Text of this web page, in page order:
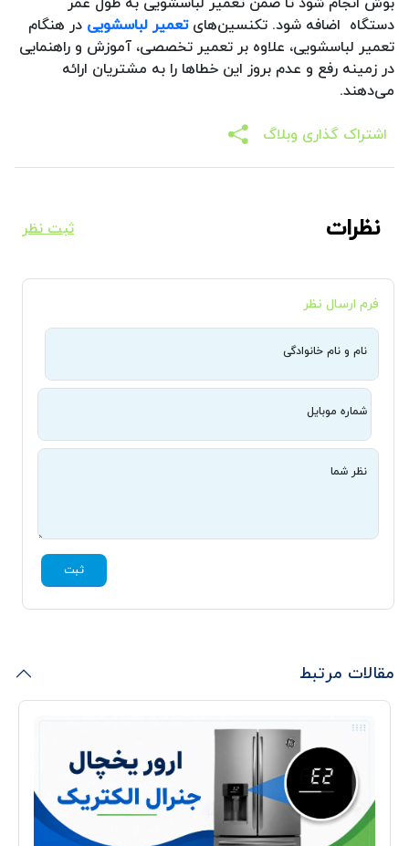
دستگاه اضافه شود. تکنسین‌هایتعمیر لباسشویی در هنگام
تعمیر لباسشویی، علاوه بر تعمیر تخصصی، آموزش و راهنمایی
در زمینه رفع و عدم بروز این خطاها را به مشتریان ارائه
می‌دهند.
اشتراک گذاری وبلاگ
نظرات ثبت نظر
فرم ارسال نظر
نام و نام خانوادگی
شماره موبایل
نظر شما
ثبت
مقالات مرتبط